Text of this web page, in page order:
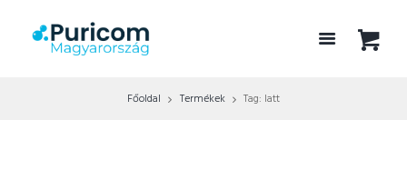
Főoldal Termékek Tag: latt